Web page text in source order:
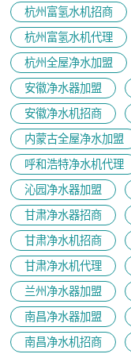
杭州富氢水机招商
杭州富氢水机代理
杭州全屋净水加盟
安徽净水器加盟
安徽净水机招商
内蒙古全屋净水加盟
呼和浩特净水机代理
沁园净水器加盟
甘肃净水器招商
甘肃净水机招商
甘肃净水机代理
兰州净水器加盟
南昌净水器加盟
南昌净水机招商